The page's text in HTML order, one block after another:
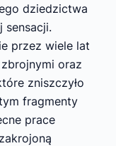
dziedzictwa
sensacji.
przez wiele lat
oraz
zniszczyło
fragmenty
prace